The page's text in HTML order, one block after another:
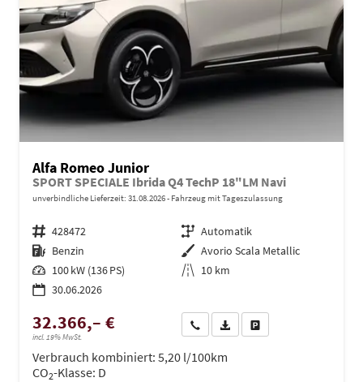
Alfa Romeo Junior
SPORT SPECIALE Ibrida Q4 TechP 18"LM Navi
unverbindliche Lieferzeit: 31.08.2026 Fahrzeug mit Tageszulassung
Fahrzeugnr. 428472 Getriebe Automatik
Kraftstoff Benzin Außenfarbe Avorio Scala Metallic
Leistung 100 kW (136 PS) Kilometerstand 10 km
30.06.2026
32.366,– €
incl. 19% MwSt.
Wir rufen Sie anPDF-Datei, Fahrzeugexposé
Verbrauch kombiniert: 5,20 l/100km
CO2-Klasse: D